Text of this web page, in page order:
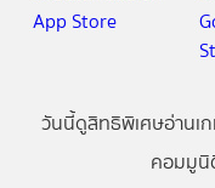
วันนี้ดูสิทธิพิเศษอ่านเ
คอมมูนิ